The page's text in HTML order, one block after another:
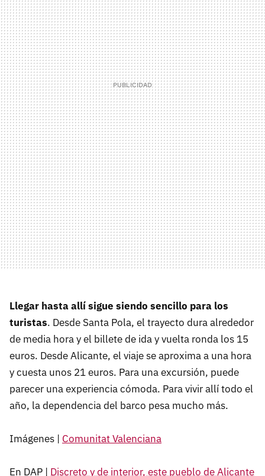
Llegar hasta allí sigue siendo sencillo para los
turistas. Desde Santa Pola, el trayecto dura alrededor
de media hora y el billete de ida y vuelta ronda los 15
euros. Desde Alicante, el viaje se aproxima a una hora
y cuesta unos 21 euros. Para una excursión, puede
parecer una experiencia cómoda. Para vivir allí todo el
año, la dependencia del barco pesa mucho más.
Imágenes | Comunitat Valenciana
En DAP | Discreto y de interior, este pueblo de Alicante